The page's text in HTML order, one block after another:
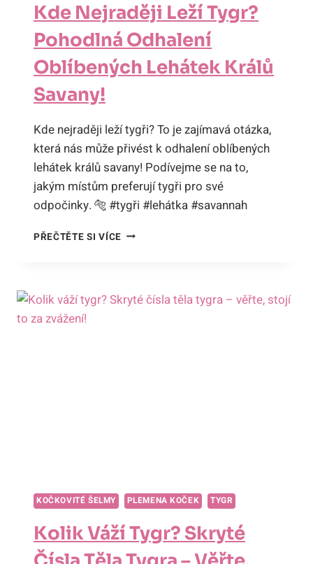
Kde Nejraději Leží Tygr?
Pohodlná Odhalení
Oblíbených Lehátek Králů
Savany!
Kde nejraději leží tygři? To je zajímavá otázka,
která nás může přivést k odhalení oblíbených
lehátek králů savany! Podívejme se na to,
jakým místům preferují tygři pro své
odpočinky. 🐅 #tygři #lehátka #savannah
PŘEČTĚTE SI VÍCEKDE
POHODLNÁ
ODHALENÍ
KOČKOVITÉ ŠELMY PLEMENA KOČEK TYGR
Kolik Váží Tygr? Skryté